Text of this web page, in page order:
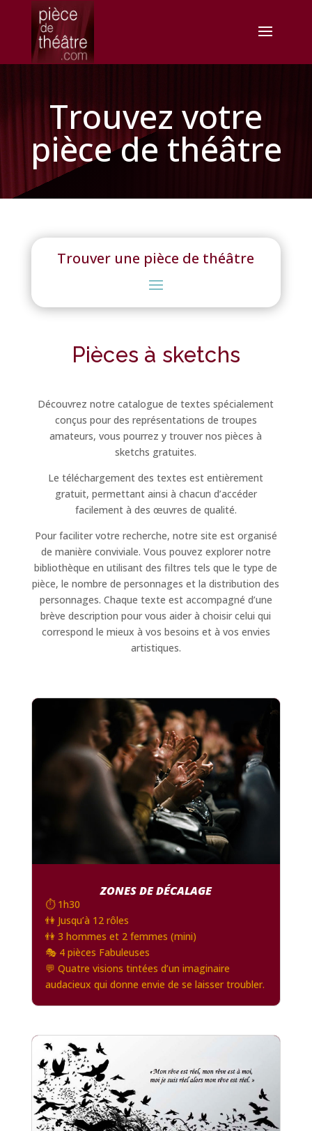
Trouvez votre
pièce de théâtre
Trouver une pièce de théâtre
Pièces à sketchs
Découvrez notre catalogue de textes spécialement
conçus pour des représentations de troupes
amateurs, vous pourrez y trouver nos pièces à
sketchs gratuites.
Le téléchargement des textes est entièrement
gratuit, permettant ainsi à chacun d’accéder
facilement à des œuvres de qualité.
Pour faciliter votre recherche, notre site est organisé
de manière conviviale. Vous pouvez explorer notre
bibliothèque en utilisant des filtres tels que le type de
pièce, le nombre de personnages et la distribution des
personnages. Chaque texte est accompagné d’une
brève description pour vous aider à choisir celui qui
correspond le mieux à vos besoins et à vos envies
artistiques.
ZONES DE DÉCALAGE
⏱️ 1h30
👫 Jusqu’à 12 rôles
👫 3 hommes et 2 femmes (mini)
🎭 4 pièces Fabuleuses
💬 Quatre visions tintées d’un imaginaire
audacieux qui donne envie de se laisser troubler.